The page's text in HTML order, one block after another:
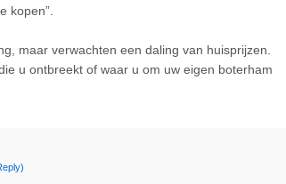
kopen”.
maar verwachten een daling van huisprijzen.
u ontbreekt of waar u om uw eigen boterham